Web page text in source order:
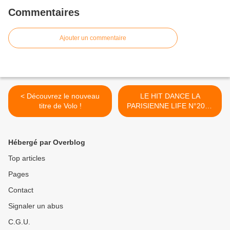
Commentaires
Ajouter un commentaire
< Découvrez le nouveau
titre de Volo !
LE HIT DANCE LA
PARISIENNE LIFE N°207 -
28 FEVRIER 2020 >
Hébergé par Overblog
Top articles
Pages
Contact
Signaler un abus
C.G.U.